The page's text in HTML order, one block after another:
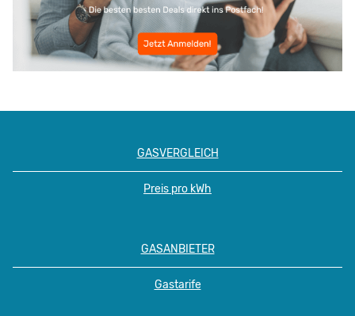
GASVERGLEICH
Preis pro kWh
GASANBIETER
Gastarife